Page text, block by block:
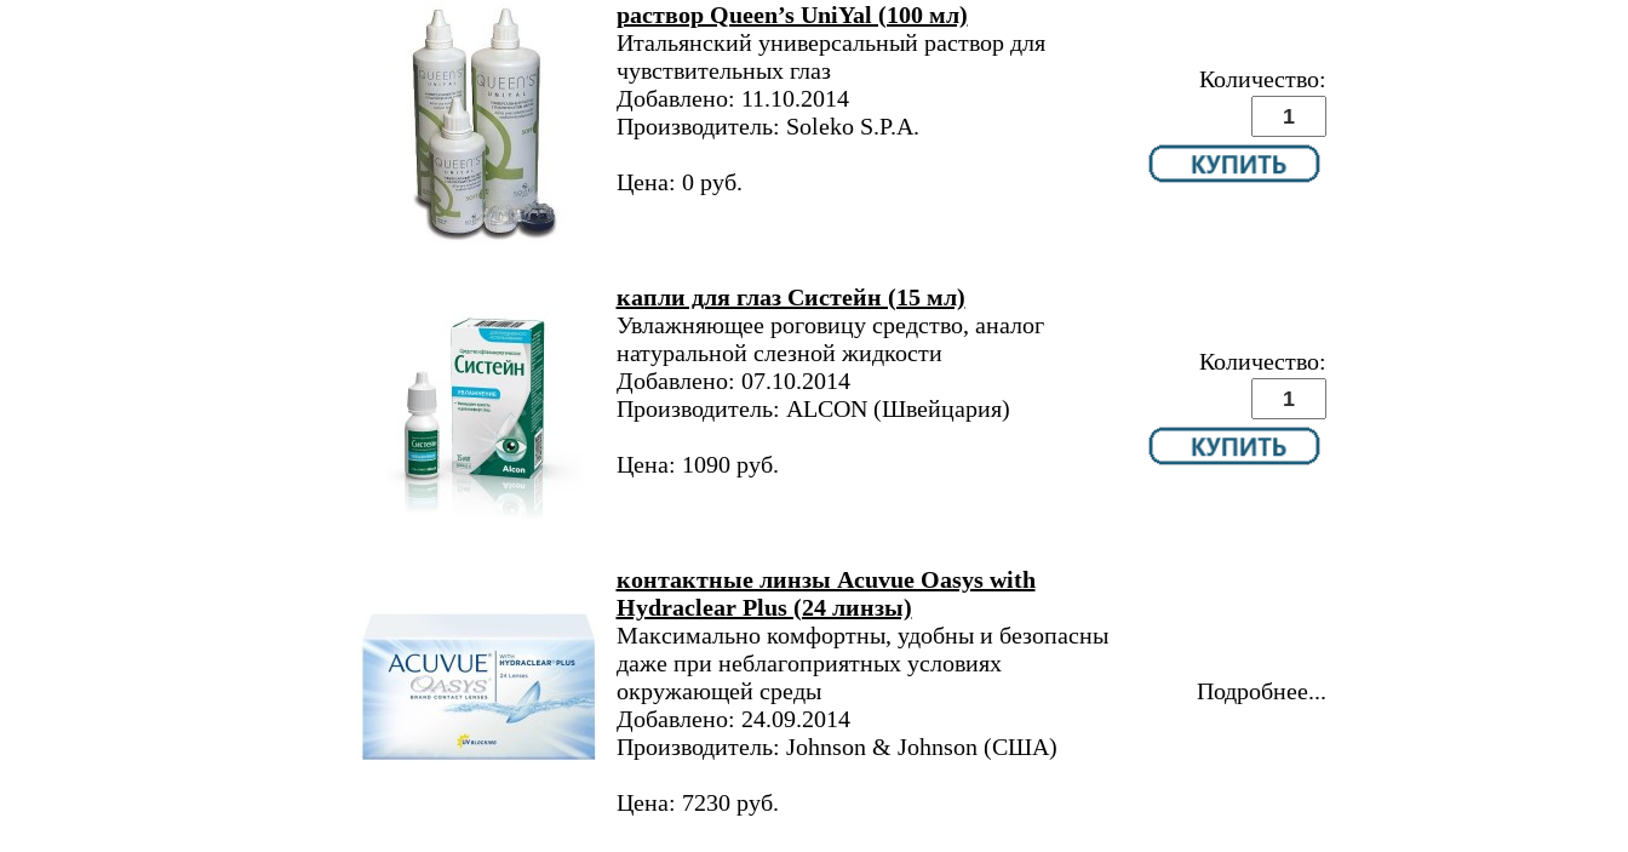
раствор Queen’s UniYal (100 мл)
Итальянский универсальный раствор для
чувствительных глаз
Добавлено: 11.10.2014
Производитель: Soleko S.P.A.
Цена: 0 руб.
Количество:
капли для глаз Систейн (15 мл)
Увлажняющее роговицу средство, аналог
натуральной слезной жидкости
Добавлено: 07.10.2014
Производитель: ALCON (Швейцария)
Цена: 1090 руб.
Количество:
контактные линзы Acuvue Oasys with
Hydraclear Plus (24 линзы)
Максимально комфортны, удобны и безопасны
даже при неблагоприятных условиях
окружающей среды
Добавлено: 24.09.2014
Производитель: Johnson & Johnson (США)
Цена: 7230 руб.
Подробнее...